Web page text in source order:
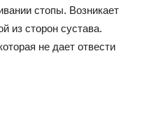
стопы. Возникает
из сторон сустава.
не дает отвести